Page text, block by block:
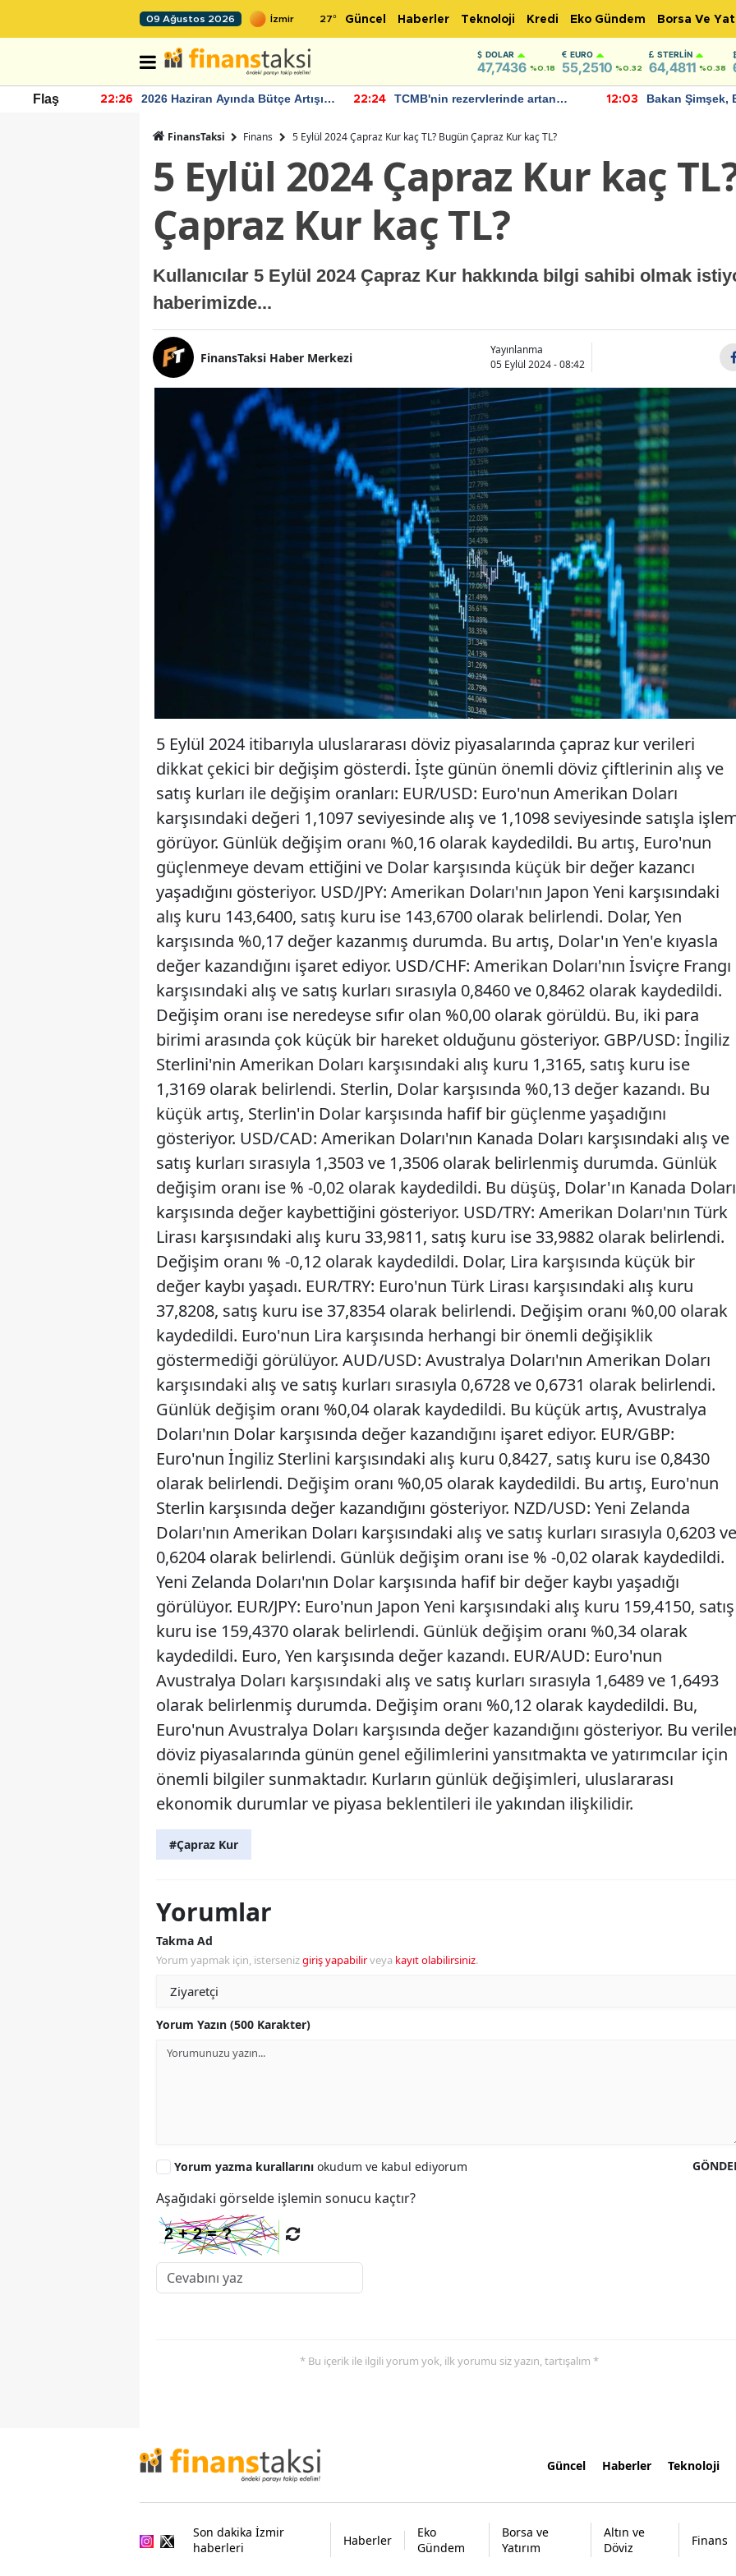
09 Ağustos 2026 27° Güncel Haberler Teknoloji Kredi Eko Gündem Borsa Ve
DOLAR
47,7436 %0.18
EURO
55,2510 %0.32
STERLIN
64,4811 %0.38
Flaş 22:26
2026 Haziran Ayında Bütçe Artışı
22:24
TCMB'nin rezervlerinde artan
12:03
Bakan Şimşek,
FinansTaksi Finans 5 Eylül 2024 Çapraz Kur kaç TL? Bugün Çapraz Kur kaç TL?
5 Eylül 2024 Çapraz Kur kaç
Çapraz Kur kaç TL?
Kullanıcılar 5 Eylül 2024 Çapraz Kur hakkında bilgi sahibi olmak
haberimizde...
FinansTaksi Haber Merkezi
Yayınlanma
05 Eylül 2024 - 08:42
5 Eylül 2024 itibarıyla uluslararası döviz piyasalarında çapraz kur verileri
dikkat çekici bir değişim gösterdi. İşte günün önemli döviz çiftlerinin alış ve
satış kurları ile değişim oranları: EUR/USD: Euro'nun Amerikan Doları
karşısındaki değeri 1,1097 seviyesinde alış ve 1,1098 seviyesinde satışla
görüyor. Günlük değişim oranı %0,16 olarak kaydedildi. Bu artış, Euro'nun
güçlenmeye devam ettiğini ve Dolar karşısında küçük bir değer kazancı
yaşadığını gösteriyor. USD/JPY: Amerikan Doları'nın Japon Yeni karşısındaki
alış kuru 143,6400, satış kuru ise 143,6700 olarak belirlendi. Dolar, Yen
karşısında %0,17 değer kazanmış durumda. Bu artış, Dolar'ın Yen'e kıyasla
değer kazandığını işaret ediyor. USD/CHF: Amerikan Doları'nın İsviçre Frangı
karşısındaki alış ve satış kurları sırasıyla 0,8460 ve 0,8462 olarak kaydedildi.
Değişim oranı ise neredeyse sıfır olan %0,00 olarak görüldü. Bu, iki para
birimi arasında çok küçük bir hareket olduğunu gösteriyor. GBP/USD: İngiliz
Sterlini'nin Amerikan Doları karşısındaki alış kuru 1,3165, satış kuru ise
1,3169 olarak belirlendi. Sterlin, Dolar karşısında %0,13 değer kazandı. Bu
küçük artış, Sterlin'in Dolar karşısında hafif bir güçlenme yaşadığını
gösteriyor. USD/CAD: Amerikan Doları'nın Kanada Doları karşısındaki alış ve
satış kurları sırasıyla 1,3503 ve 1,3506 olarak belirlenmiş durumda. Günlük
değişim oranı ise % -0,02 olarak kaydedildi. Bu düşüş, Dolar'ın Kanada Doları
karşısında değer kaybettiğini gösteriyor. USD/TRY: Amerikan Doları'nın Türk
Lirası karşısındaki alış kuru 33,9811, satış kuru ise 33,9882 olarak belirlendi.
Değişim oranı % -0,12 olarak kaydedildi. Dolar, Lira karşısında küçük bir
değer kaybı yaşadı. EUR/TRY: Euro'nun Türk Lirası karşısındaki alış kuru
37,8208, satış kuru ise 37,8354 olarak belirlendi. Değişim oranı %0,00 olarak
kaydedildi. Euro'nun Lira karşısında herhangi bir önemli değişiklik
göstermediği görülüyor. AUD/USD: Avustralya Doları'nın Amerikan Doları
karşısındaki alış ve satış kurları sırasıyla 0,6728 ve 0,6731 olarak belirlendi.
Günlük değişim oranı %0,04 olarak kaydedildi. Bu küçük artış, Avustralya
Doları'nın Dolar karşısında değer kazandığını işaret ediyor. EUR/GBP:
Euro'nun İngiliz Sterlini karşısındaki alış kuru 0,8427, satış kuru ise 0,8430
olarak belirlendi. Değişim oranı %0,05 olarak kaydedildi. Bu artış, Euro'nun
Sterlin karşısında değer kazandığını gösteriyor. NZD/USD: Yeni Zelanda
Doları'nın Amerikan Doları karşısındaki alış ve satış kurları sırasıyla 0,6203 ve
0,6204 olarak belirlendi. Günlük değişim oranı ise % -0,02 olarak kaydedildi.
Yeni Zelanda Doları'nın Dolar karşısında hafif bir değer kaybı yaşadığı
görülüyor. EUR/JPY: Euro'nun Japon Yeni karşısındaki alış kuru 159,4150, satış
kuru ise 159,4370 olarak belirlendi. Günlük değişim oranı %0,34 olarak
kaydedildi. Euro, Yen karşısında değer kazandı. EUR/AUD: Euro'nun
Avustralya Doları karşısındaki alış ve satış kurları sırasıyla 1,6489 ve 1,6493
olarak belirlenmiş durumda. Değişim oranı %0,12 olarak kaydedildi. Bu,
Euro'nun Avustralya Doları karşısında değer kazandığını gösteriyor. Bu
döviz piyasalarında günün genel eğilimlerini yansıtmakta ve yatırımcılar için
önemli bilgiler sunmaktadır. Kurların günlük değişimleri, uluslararası
ekonomik durumlar ve piyasa beklentileri ile yakından ilişkilidir.
#Çapraz Kur
Yorumlar
Takma Ad
Yorum yapmak için, istersenizgiriş yapabilirveya kayıt olabilirsiniz.
Yorum Yazın (500 Karakter)
Yorum yazma kurallarını okudum ve kabul ediyorum
Aşağıdaki görselde işlemin sonucu kaçtır?
* Bu içerik ile ilgili yorum yok, ilk yorumu siz yazın, tartışalım *
Güncel Haberler Teknoloji
Son dakika İzmir
haberleri
Haberler
Eko
Gündem
Borsa ve
Yatırım
Altın ve
Döviz
Finans